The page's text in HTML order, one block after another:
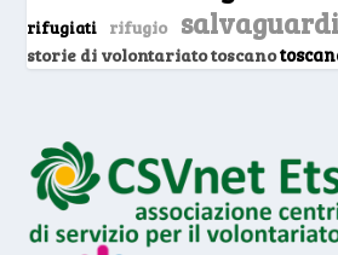
rifugiati
rifugio
storie di volontariato toscano